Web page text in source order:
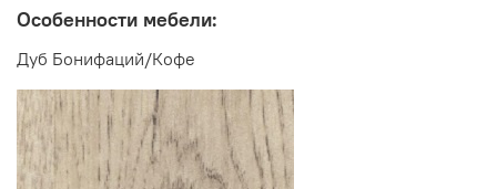
Особенности мебели:
Дуб Бонифаций/Кофе